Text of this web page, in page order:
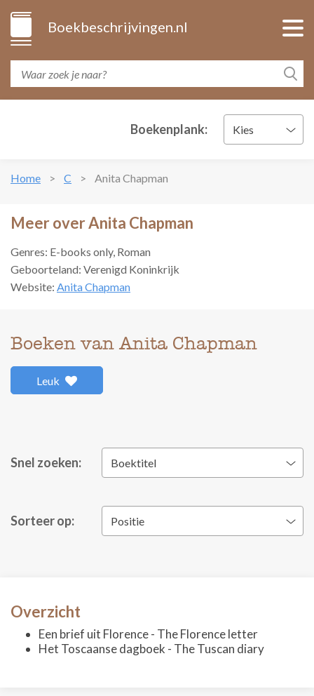
Boekbeschrijvingen.nl
Boekenplank: Kies
Home C Anita Chapman
Meer over Anita Chapman
Genres: E-books only, Roman
Geboorteland: Verenigd Koninkrijk
Website: Anita Chapman
Boeken van Anita Chapman
Leuk
Snel zoeken: Boektitel
Sorteer op: Positie
Overzicht
Een brief uit Florence - The Florence letter
Het Toscaanse dagboek - The Tuscan diary